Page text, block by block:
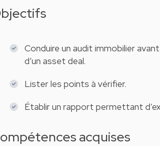
Objectifs
Conduire un audit immobilier
d’un asset deal.
Lister les points à vérifier.
Établir un rapport permettant
Compétences acquises